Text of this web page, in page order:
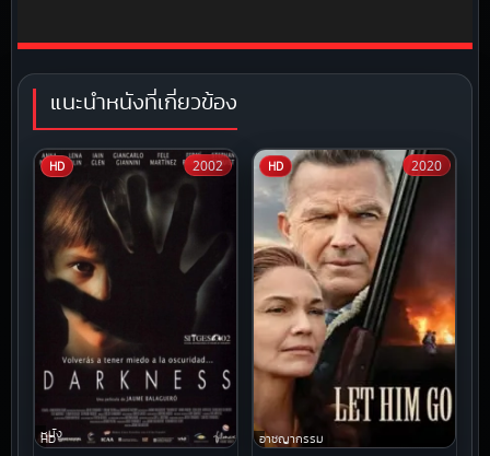
แนะนำหนังที่เกี่ยวข้อง
HD
หนัง
HD
2002 HD
อาชญากรรม
2020